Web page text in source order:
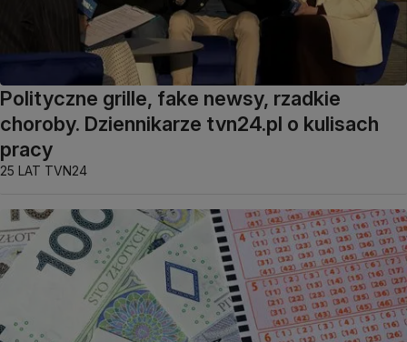
Polityczne grille, fake newsy, rzadkie
choroby. Dziennikarze tvn24.pl o kulisach
pracy
25 LAT TVN24